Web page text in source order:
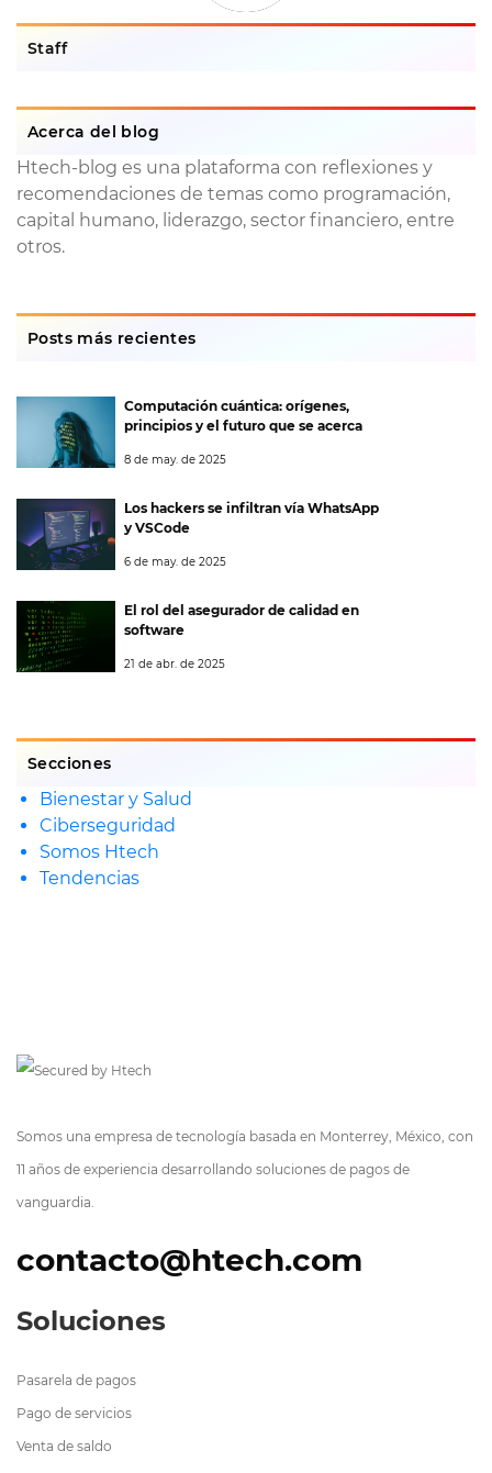
Staff
Acerca del blog
Htech-blog es una plataforma con reflexiones y
recomendaciones de temas como programación,
capital humano, liderazgo, sector financiero, entre
otros.
Posts más recientes
Computación cuántica: orígenes,
principios y el futuro que se acerca
8 de may. de 2025
Los hackers se infiltran vía WhatsApp
y VSCode
6 de may. de 2025
El rol del asegurador de calidad en
software
21 de abr. de 2025
Secciones
Bienestar y Salud
Ciberseguridad
Somos Htech
Tendencias
Somos una empresa de tecnología basada en Monterrey, México, con
11 años de experiencia desarrollando soluciones de pagos de
vanguardia.
contacto@htech.com
Soluciones
Pasarela de pagos
Pago de servicios
Venta de saldo